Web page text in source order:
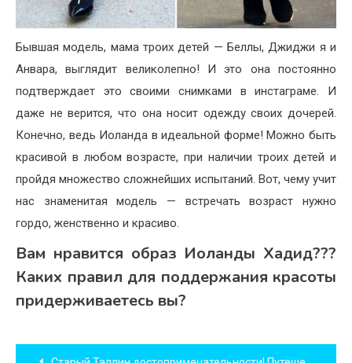
Бывшая модель, мама троих детей — Беллы, Джиджи я и
Анвара, выглядит великолепно! И это она постоянно
подтверждает это своими снимками в инстаграме. И
даже не верится, что она носит одежду своих дочерей.
Конечно, ведь Иоланда в идеальной форме! Можно быть
красивой в любом возрасте, при наличии троих детей и
пройдя множество сложнейших испытаний. Вот, чему учит
нас знаменитая модель — встречать возраст нужно
гордо, женственно и красиво.
Вам нравится образ Иоланды Хадид???
Каких правил для поддержания красоты
придерживаетесь вы?
Навигация